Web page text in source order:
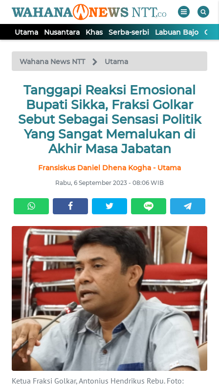
Utama Nusantara Khas Serba-serbi Labuan Bajo
Wahana News NTT Utama
Tanggapi Reaksi Emosional
Bupati Sikka, Fraksi Golkar
Sebut Sebagai Sensasi Politik
Yang Sangat Memalukan di
Akhir Masa Jabatan
Fransiskus Daniel Dhena Kogha - Utama
Rabu, 6 September 2023 - 08:06 WIB
Ketua Fraksi Golkar, Antonius Hendrikus Rebu. Foto:
TV
Tutup
UTAMA
NUSANTARA
LABUAN
OPINI
Informasi
INDEKS
BERITA
KONTAK
KAMI
IKLAN